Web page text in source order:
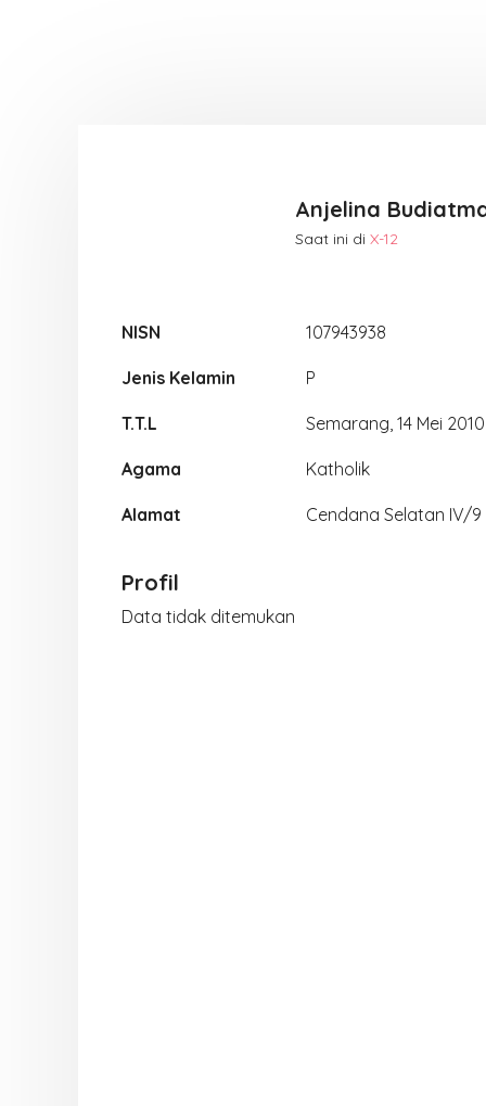
Anjelina
Saat ini di X-12
NISN 107943938
Jenis Kelamin P
T.T.L Semarang, 14 Mei 2010
Agama Katholik
Alamat Cendana Selatan IV/9
Profil
Data tidak ditemukan